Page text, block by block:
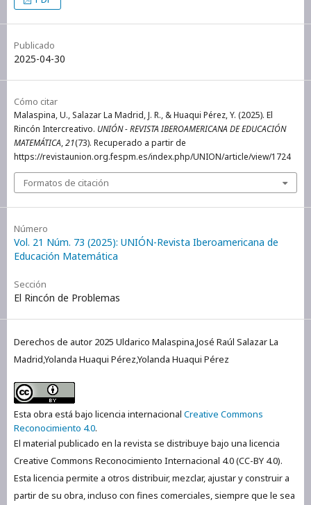
Publicado
2025-04-30
Cómo citar
Malaspina, U., Salazar La Madrid, J. R., & Huaqui Pérez, Y. (2025). El
Rincón Intercreativo. UNIÓN - REVISTA IBEROAMERICANA DE EDUCACIÓN
MATEMÁTICA,21(73). Recuperado a partir de
https://revistaunion.org.fespm.es/index.php/UNION/article/view/1724
Formatos de citación
Número
Vol. 21 Núm. 73 (2025): UNIÓN-Revista Iberoamericana de
Educación Matemática
Sección
El Rincón de Problemas
Derechos de autor 2025 Uldarico Malaspina,José Raúl Salazar La
Madrid,Yolanda Huaqui Pérez,Yolanda Huaqui Pérez
Esta obra está bajo licencia internacional Creative Commons
Reconocimiento 4.0.
El material publicado en la revista se distribuye bajo una licencia
Creative Commons Reconocimiento Internacional 4.0 (CC-BY 4.0).
Esta licencia permite a otros distribuir, mezclar, ajustar y construir a
partir de su obra, incluso con fines comerciales, siempre que le sea